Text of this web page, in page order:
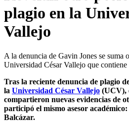
plagio en la
Vallejo
A la denuncia de Gavin Jones se suma
Universidad César Vallejo que
Tras la reciente denuncia de plagio
la Universidad César Vallejo (UCV),
compartieron nuevas evidencias de
participó el mismo asesor
Balcázar.